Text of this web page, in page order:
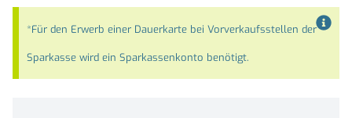
*Für den Erwerb einer Dauerkarte bei Vorverkaufsstellen der
Sparkasse wird ein Sparkassenkonto benötigt.